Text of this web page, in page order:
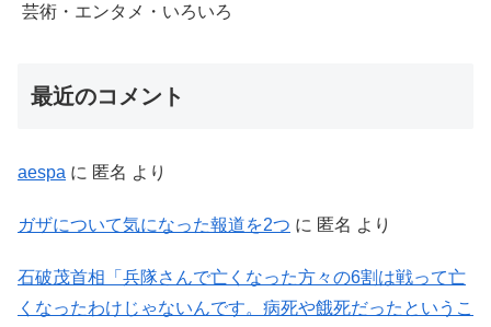
芸術・エンタメ・いろいろ
最近のコメント
aespa に 匿名 より
ガザについて気になった報道を2つ に 匿名 より
石破茂首相「兵隊さんで亡くなった方々の6割は戦って亡
くなったわけじゃないんです。病死や餓死だったというこ